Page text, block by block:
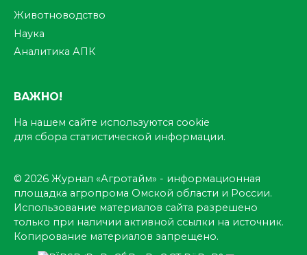
Животноводство
Наука
Аналитика АПК
ВАЖНО!
На нашем сайте используются cookie
для сбора статистической информации.
© 2026 Журнал «Агротайм» - информационная
площадка агропрома Омской области и России.
Использование материалов сайта разрешено
только при наличии активной ссылки на источник.
Копирование материалов запрещено.